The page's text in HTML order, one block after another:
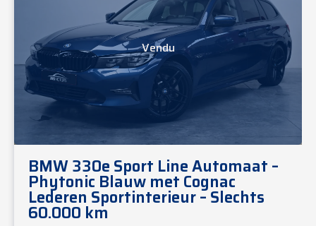
Vendu
BMW 330e Sport Line Automaat –
Phytonic Blauw met Cognac
Lederen Sportinterieur – Slechts
60.000 km